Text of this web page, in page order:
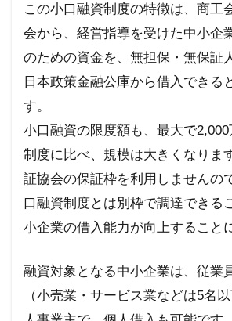
この小口融資制度の特徴は、商工
会から、経営指導を受けた中小企
のための資金を、無担保・無保証
日本政策金融公庫から借入できる
す。
小口融資の限度額も、最大で2,000
制度に比べ、規模は大きくなりま
証協会の保証枠を利用しませんの
口融資制度とは別枠で調達できる
小企業の借入能力が向上すること
融資対象となる中小企業は、従業
（小売業・サービス業などは5名